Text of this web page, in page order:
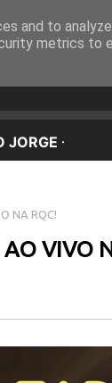
NA RQC!
VIVO
and to
metrics to